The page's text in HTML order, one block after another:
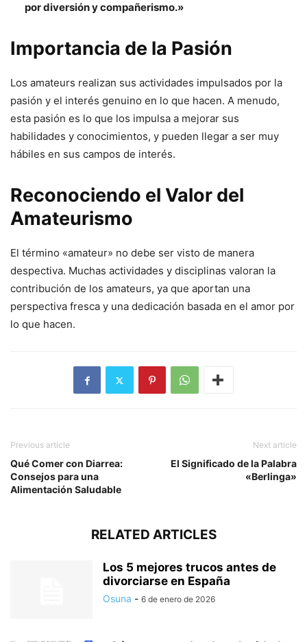
por diversión y compañerismo.»
Importancia de la Pasión
Los amateurs realizan sus actividades impulsados por la
pasión y el interés genuino en lo que hacen. A menudo,
esta pasión es lo que los impulsa a mejorar sus
habilidades y conocimientos, y pueden llegar a ser muy
hábiles en sus campos de interés.
Reconociendo el Valor del
Amateurismo
El término «amateur» no debe ser visto de manera
despectiva. Muchas actividades y disciplinas valoran la
contribución de los amateurs, ya que aportan una
perspectiva fresca y una dedicación basada en el amor por
lo que hacen.
Previous article
Qué Comer con Diarrea:
Consejos para una
Alimentación Saludable
Next article
El Significado de la Palabra
«Berlinga»
RELATED ARTICLES
Los 5 mejores trucos antes de
divorciarse en España
Osuna - 6 de enero de 2026